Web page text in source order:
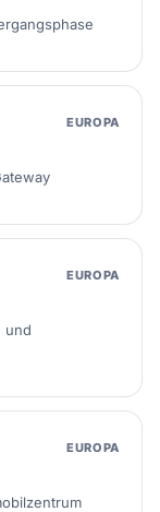
EUROPA
EUROPA
und
EUROPA